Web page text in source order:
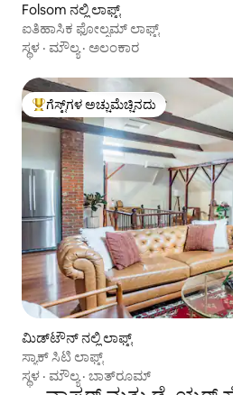
Folsom ನಲ್ಲಿ ಲಾಫ್ಟ್
ಐತಿಹಾಸಿಕ ಫೋಲ್ಸಮ್ ಲಾಫ್ಟ್
ಸ್ಥಳ · ಮೌಲ್ಯ· ಅಲಂಕಾರ
ಗೆಸ್ಟ್‌ಗಳಿಗೆ ಅತಿ ಹೆಚ್ಚು ಅಚ್ಚುಮೆಚ್ಚಿನದು
ಗೆಸ್ಟ್‌ಗಳ ಅಚ್ಚುಮೆಚ್ಚಿನದು
ಮಿಡ್‌ಟೌನ್ ನಲ್ಲಿ ಲಾಫ್ಟ್
ಸ್ಯಾಕ್ ಸಿಟಿ ಲಾಫ್ಟ್
ಸ್ಥಳ · ಮೌಲ್ಯ· ಬಾತ್‌ರೂಮ್